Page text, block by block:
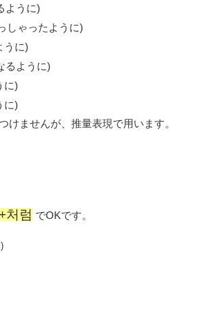
ように)
しゃったように)
うに)
るように)
に)
に)
けませんが、推量表現で用います。
+처럼 でOKです。